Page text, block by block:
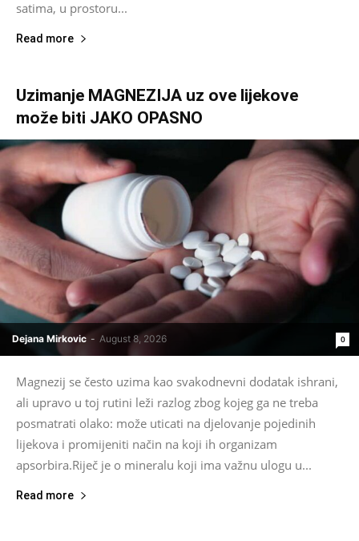
satima, u prostoru...
Read more
Uzimanje MAGNEZIJA uz ove lijekove
može biti JAKO OPASNO
Dejana Mirkovic - August 8, 2026 0
Magnezij se često uzima kao svakodnevni dodatak ishrani,
ali upravo u toj rutini leži razlog zbog kojeg ga ne treba
posmatrati olako: može uticati na djelovanje pojedinih
lijekova i promijeniti način na koji ih organizam
apsorbira.Riječ je o mineralu koji ima važnu ulogu u...
Read more